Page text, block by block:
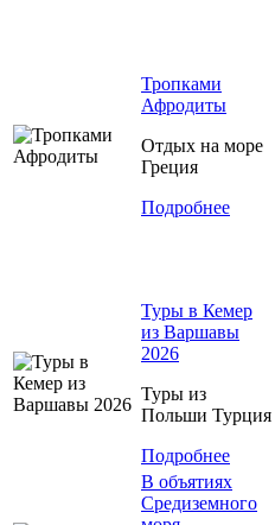
Тропками
Афродиты
Отдых на море
Греция
Подробнее
Туры в Кемер
из Варшавы
2026
Туры из
Польши Турция
Подробнее
В объятиях
Средиземного